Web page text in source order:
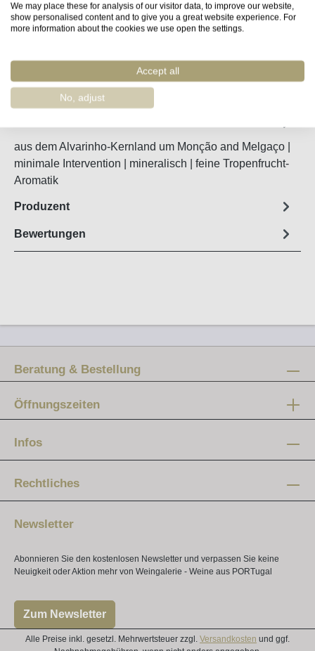
Produkt Anzahl: Gib den gewünschten
In den Warenkorb
aus dem Alvarinho-Kernland um Monção and Melgaço |
minimale Intervention | mineralisch | feine Tropenfrucht-
Aromatik
Produzent
Bewertungen
Beratung & Bestellung
Öffnungszeiten
12 - 20 Uhr
10 - 16 Uhr
Infos
Rechtliches
Newsletter
Abonnieren Sie den kostenlosen Newsletter und verpassen Sie keine
Neuigkeit oder Aktion mehr von Weingalerie - Weine aus PORTugal
Zum Newsletter
Alle Preise inkl. gesetzl. Mehrwertsteuer zzgl. Versandkosten und ggf.
We may place these for analysis of our visitor data, to improve our website,
show personalised content and to give you a great website experience. For
more information about the cookies we use open the settings.
Accept all
No, adjust